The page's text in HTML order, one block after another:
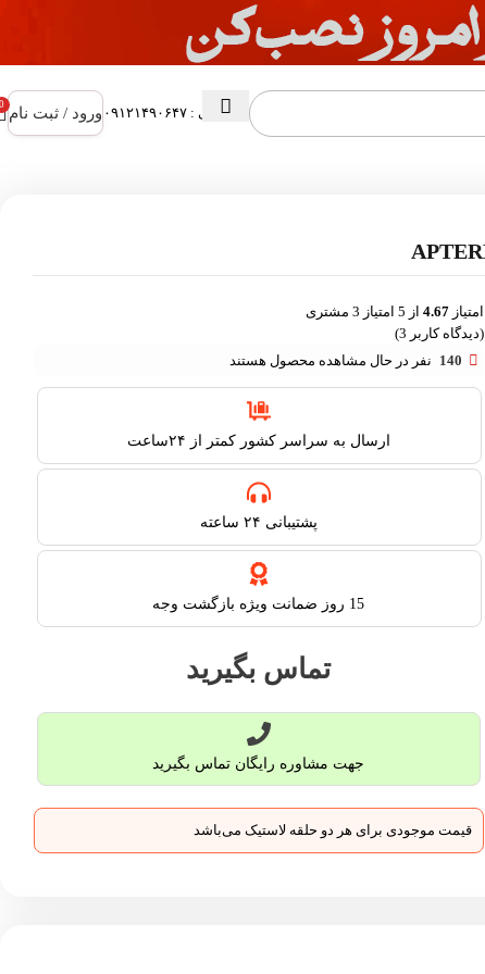
پشتیبانی : ۰۹۱۲۱۴۹۰۶۴۷ ورود / ثبت نام
امتیاز4.67 از 5 امتیاز 3 مشتری
(دیدگاه کاربر 3
)
140 نفر در حال مشاهده محصول هستند
ارسال به سراسر کشور کمتر از ۲۴ساعت
پشتیبانی ۲۴ ساعته​
15 روز ضمانت ویژه بازگشت وجه
تماس بگیرید
جهت مشاوره رایگان تماس بگیرید
قیمت موجودی برای هر دو حلقه لاستیک می‌باشد